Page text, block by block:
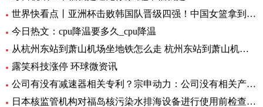
世界快看点丨亚洲杯击败韩国队晋级四强！中国女篮拿到世界杯及奥运资格赛席位
今日热文：cpu降温要多久_cpu降温
从杭州东站到萧山机场坐地铁怎么走 杭州东站到萧山机场有地铁 环球要闻
露笑科技涨停 环球微资讯
公司有没有减速器相关专利？宗申动力：公司没有相关产品以及专利
日本核监管机构对福岛核污染水排海设备进行使用前检查_速递